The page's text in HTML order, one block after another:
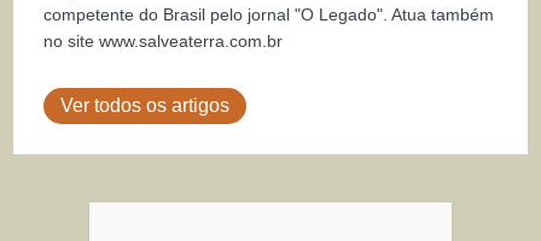
competente do Brasil pelo jornal "O Legado". Atua também
no site www.salveaterra.com.br
Ver todos os artigos